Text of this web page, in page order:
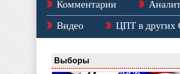
Комментарии
Видео
ЦПТ в
Выборы